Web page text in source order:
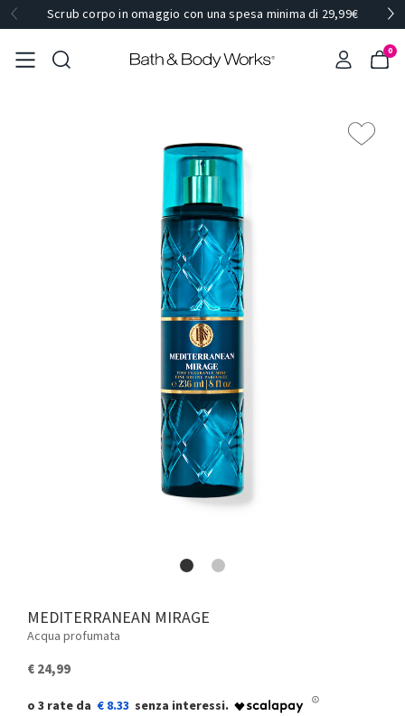
Scrub corpo in omaggio con una spesa minima di 29,99€
0
MEDITERRANEAN MIRAGE
Acqua profumata
€ 24,99
€ 8.33